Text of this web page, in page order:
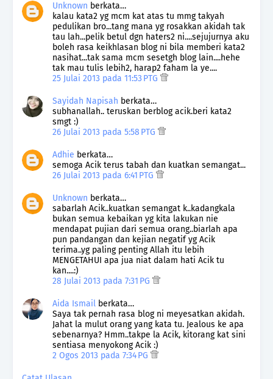
Unknown berkata…
kalau kata2 yg mcm kat atas tu mmg takyah
pedulikan bro...tang mana yg rosakkan akidah tak
tau lah...pelik betul dgn haters2 ni....sejujurnya aku
boleh rasa keikhlasan blog ni bila memberi kata2
nasihat...tak sama mcm sesetgh blog lain....hehe
tak mau tulis lebih2, harap2 faham la ye....
25 Julai 2013 pada 11:53 PTG
Sayidah Napisah berkata…
subhanallah.. teruskan berblog acik.beri kata2
smgt :)
26 Julai 2013 pada 5:58 PTG
Adhie berkata…
semoga Acik terus tabah dan kuatkan semangat...
26 Julai 2013 pada 6:41 PTG
Unknown berkata…
sabarlah Acik..kuatkan semangat k..kadangkala
bukan semua kebaikan yg kita lakukan nie
mendapat pujian dari semua orang..biarlah apa
pun pandangan dan kejian negatif yg Acik
terima..yg paling penting Allah itu lebih
MENGETAHUI apa jua niat dalam hati Acik tu
kan....:)
28 Julai 2013 pada 7:31 PG
Aida Ismail berkata…
Saya tak pernah rasa blog ni meyesatkan akidah.
Jahat la mulut orang yang kata tu. Jealous ke apa
sebenarnya? Hmm..takpe la Acik, kitorang kat sini
sentiasa menyokong Acik :)
2 Ogos 2013 pada 7:34 PG